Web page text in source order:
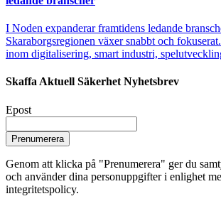
I Noden expanderar framtidens ledande
Skaraborgsregionen växer snabbt och
inom digitalisering, smart industri,
Skaffa Aktuell Säkerhet Nyhetsbrev
Epost
Prenumerera
Genom att klicka på "Prenumerera" ger du
och använder dina personuppgifter i enlighet
integritetspolicy.